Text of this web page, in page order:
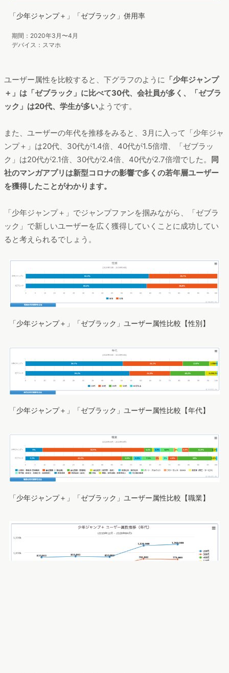
「少年ジャンプ＋」「ゼブラック」併用率
期間：2020年3月〜4月
デバイス：スマホ
ユーザー属性を比較すると、下グラフのように 「少年ジャンプ
＋」は「ゼブラック」に比べて30代、会社員が多く、「ゼブラ
ック」は20代、学生が多いようです。
また、ユーザーの年代を推移をみると、3月に入って「少年ジャ
ンプ＋」は20代、30代が1.4倍、40代が1.5倍増、「ゼブラッ
ク」は20代が2.1倍、30代が2.4倍、40代が2.7倍増でした。
同
社のマンガアプリは新型コロナの影響で多くの若年層ユーザー
を獲得したことがわかります。
「少年ジャンプ＋」でジャンプファンを掴みながら、「ゼブラ
ック」で新しいユーザーを広く獲得していくことに成功してい
ると考えられるでしょう。
「少年ジャンプ＋」「ゼブラック」ユーザー属性比較【性別】
「少年ジャンプ＋」「ゼブラック」ユーザー属性比較【年代】
「少年ジャンプ＋」「ゼブラック」ユーザー属性比較【職業】